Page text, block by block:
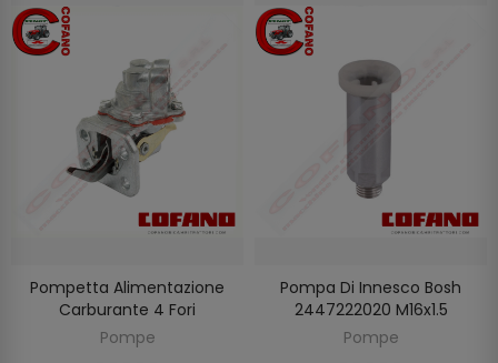
AGGIUNGI AL CARRELLO
Pompetta Alimentazione
Carburante 4 Fori
Pompe
AGGIUNGI AL CARRELLO
Pompa Di Innesco Bosh
2447222020 M16x1.5
Pompe